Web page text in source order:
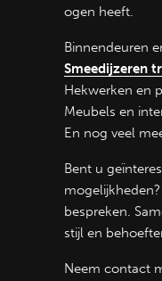
ogen heeft.
Binnendeuren
Smeedijzeren
Hekwerken en
Meubels en
En nog veel
Bent u
bespreken.
stijl en
Neem contact